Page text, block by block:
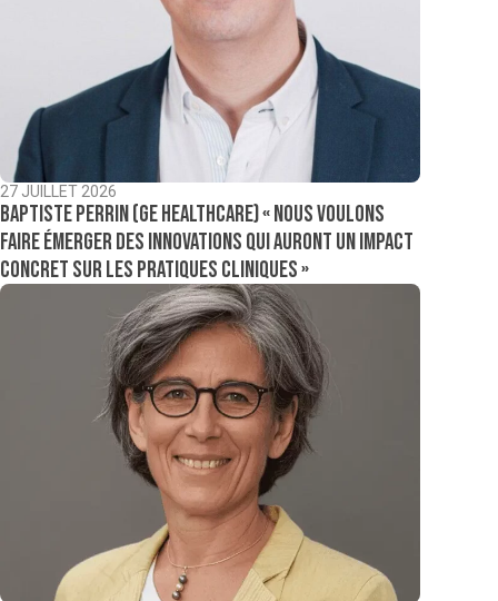
27 JUILLET 2026
Baptiste Perrin (GE Healthcare) « Nous voulons
faire émerger des innovations qui auront un impact
concret sur les pratiques cliniques »